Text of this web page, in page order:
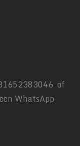
of
WhatsApp